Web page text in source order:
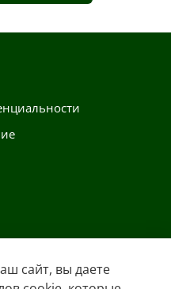
сайт, вы даете